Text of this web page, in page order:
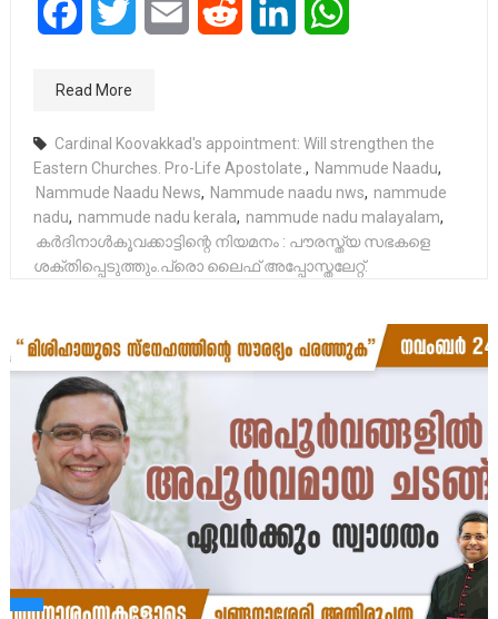
FacebookTwitter Email Reddit LinkedIn
Read More
Cardinal Koovakkad's appointment: Will strengthen the
Eastern Churches. Pro-Life Apostolate., Nammude Naadu,
Nammude Naadu News, Nammude naadu nws, nammude
nadu, nammude nadu kerala, nammude nadu malayalam,
കർദിനാൾകൂവക്കാട്ടിന്റെ നിയമനം : പൗരസ്ത്യ സഭകളെ
ശക്തിപ്പെടുത്തും.പ്രൊ ലൈഫ് അപ്പോസ്തലേറ്റ്.